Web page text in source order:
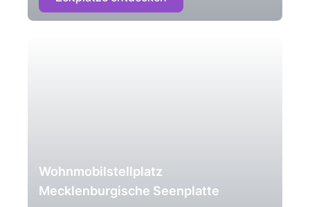
Wohnmobilstellplatz
Mecklenburgische Seenplatte